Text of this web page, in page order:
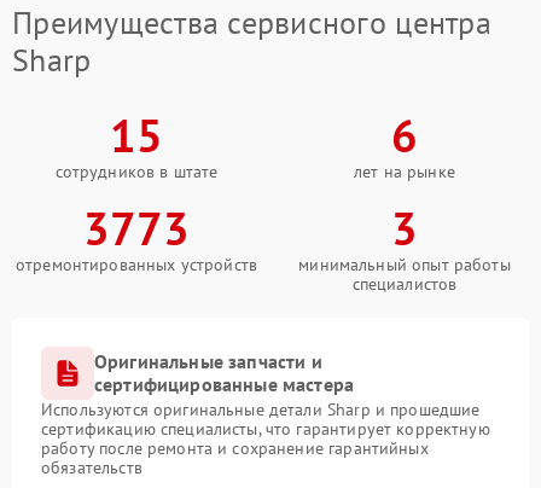
Преимущества сервисного центра
Sharp
15
сотрудников в штате
6
лет на рынке
3773
отремонтированных устройств
3
минимальный опыт работы
специалистов
Оригинальные запчасти и
сертифицированные мастера
Используются оригинальные детали Sharp и прошедшие
сертификацию специалисты, что гарантирует корректную
работу после ремонта и сохранение гарантийных
обязательств